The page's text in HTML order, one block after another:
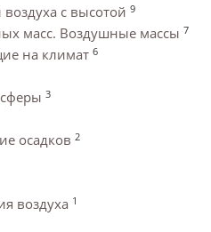
с высотой 9
масс. Воздушные массы 7
на климат 6
3
осадков 2
воздуха 1